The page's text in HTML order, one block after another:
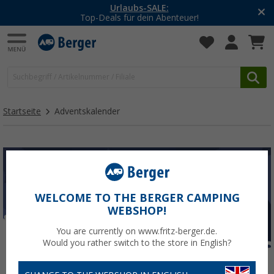
Urlaubs-SALE:
Top-Deals für dein Abenteuer!
Startseite Adventskalender
WELCOME TO THE BERGER CAMPING
WEBSHOP!
You are currently on www.fritz-berger.de.
Would you rather switch to the store in English?